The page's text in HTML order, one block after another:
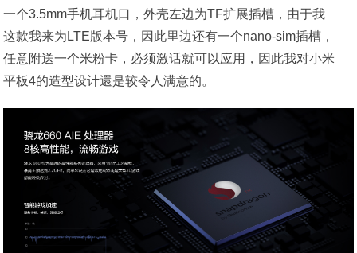
一个3.5mm手机耳机口，外壳左边为TF扩展插槽，由于我
这款我来为LTE版本号，因此里边还有一个nano-sim插槽，
任意附送一个米粉卡，必须激话就可以应用，因此我对小米
平板4的造型设计還是较令人满意的。